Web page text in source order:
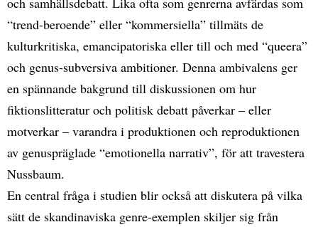
“trend-beroende” eller “kommersiella” tillmäts de
kulturkritiska, emancipatoriska eller till och med “queera”
och genus-subversiva ambitioner. Denna ambivalens ger
en spännande bakgrund till diskussionen om hur
fiktionslitteratur och politisk debatt påverkar – eller
motverkar – varandra i produktionen och reproduktionen
av genuspräglade “emotionella narrativ”, för att travestera
Nussbaum.
En central fråga i studien blir också att diskutera på vilka
sätt de skandinaviska genre-exemplen skiljer sig från